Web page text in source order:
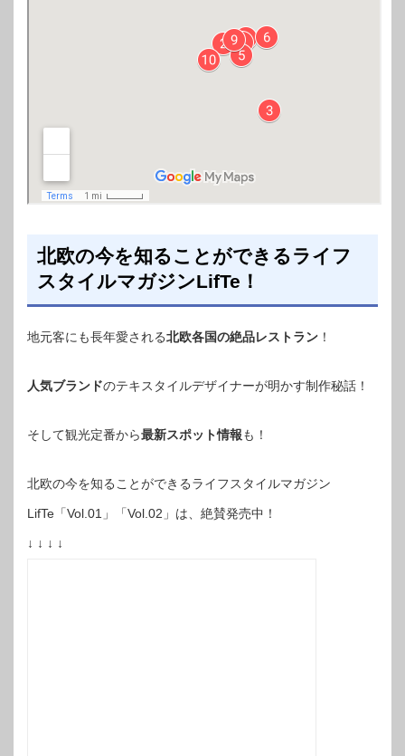
北欧の今を知ることができるライフ
スタイルマガジンLifTe！
地元客にも長年愛される北欧各国の絶品レストラン ！
人気ブランドのテキスタイルデザイナーが明かす制作秘話！
そして観光定番から最新スポット情報も！
北欧の今を知ることができるライフスタイルマガジン
LifTe「Vol.01」「Vol.02」は、絶賛発売中！
↓ ↓ ↓ ↓